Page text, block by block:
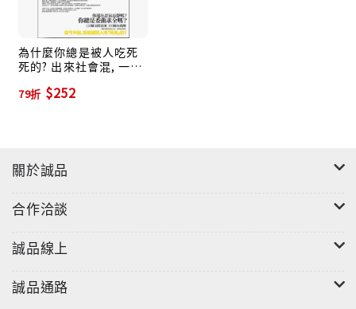
當你們夢想偉大成功的時候，你有沒有刻苦的準備？
當你們有野心做領袖的時候，你有沒有服務於人的謙
恭？
我們常常都想有所獲得，但我們有沒有付出的情操？
我們都希望別人聽到自己的說話，我們有沒有耐性聆聽
每一個人都希望站在人前，但我們是否知道什麼時候甘
你們都知道自己追求什麼，你們知道自己需要什麼嗎？
嗎？
每一個人都懂得批判別人，但不是每一個人都知道怎樣
為什麼你總是被人吃死
死的? 出來社會混, 一定
交往的潛規則
79折 $252
關於誠品
合作洽談
誠品線上
誠品通路